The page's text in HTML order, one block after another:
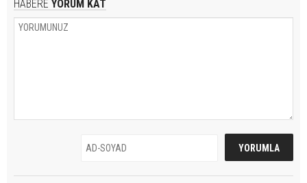
HABERE YORUM KAT